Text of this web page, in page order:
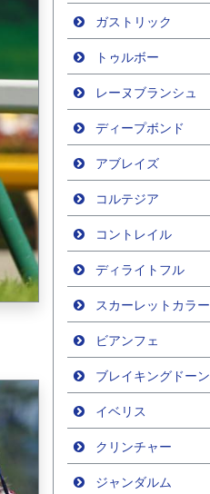
ガストリック
トゥルボー
レーヌブランシュ
ディープボンド
アブレイズ
コルテジア
コントレイル
ディライトフル
スカーレットカラー
ビアンフェ
ブレイキングドーン
イベリス
クリンチャー
ジャンダルム